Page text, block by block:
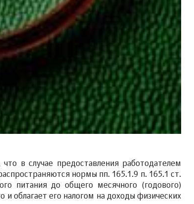
в случае предоставления работодателем
нормы пп. 165.1.9 п. 165.1 ст.
питания до общего месячного (годового)
и облагает его налогом на доходы физических